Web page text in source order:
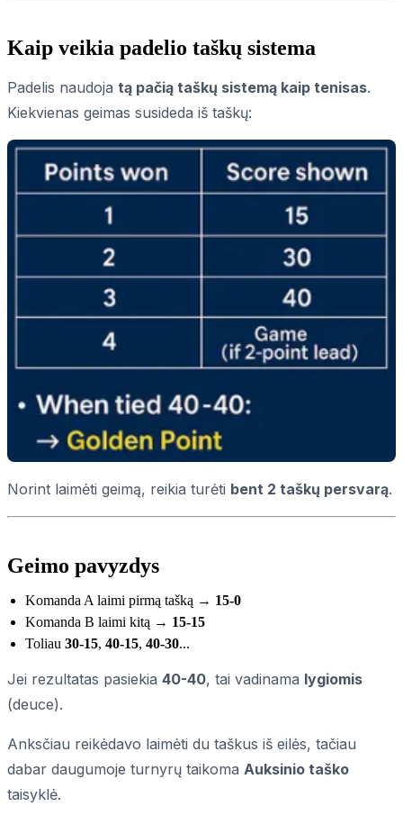
Kaip veikia padelio taškų sistema
Padelis naudoja tą pačią taškų sistemą kaip tenisas.
Kiekvienas geimas susideda iš taškų:
Norint laimėti geimą, reikia turėti bent 2 taškų persvarą.
Geimo pavyzdys
Komanda A laimi pirmą tašką → 15-0
Komanda B laimi kitą → 15-15
Toliau 30-15, 40-15, 40-30...
Jei rezultatas pasiekia 40-40, tai vadinama lygiomis
(deuce).
Anksčiau reikėdavo laimėti du taškus iš eilės, tačiau
dabar daugumoje turnyrų taikoma Auksinio taško
taisyklė.